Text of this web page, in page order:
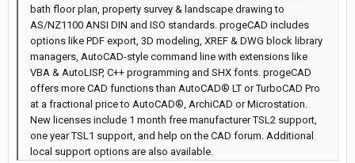
bath floor plan, property survey & landscape drawing to
AS/NZ1100 ANSI DIN and ISO standards. progeCAD includes
options like PDF export, 3D modeling, XREF & DWG block library
managers, AutoCAD-style command line with extensions like
VBA & AutoLISP, C++ programming and SHX fonts. progeCAD
offers more CAD functions than AutoCAD® LT or TurboCAD Pro
at a fractional price to AutoCAD®, ArchiCAD or Microstation.
New licenses include 1 month free manufacturer TSL2 support,
one year TSL1 support, and help on the CAD forum. Additional
local support options are also available.